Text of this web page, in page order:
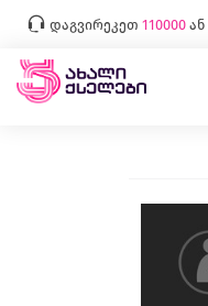
დაგვირეკეთ 110000 ან